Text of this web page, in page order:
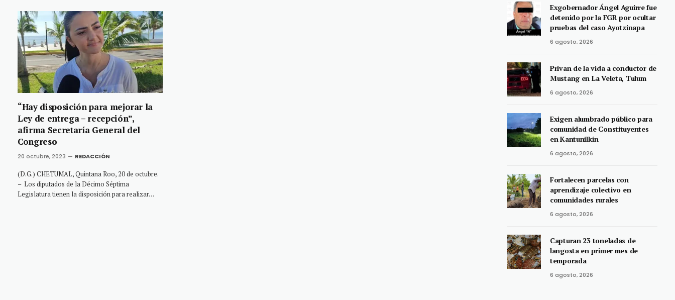
“Hay disposición para mejorar la
Ley de entrega – recepción”,
afirma Secretaría General del
Congreso
20 octubre, 2023 REDACCIÓN
(D.G.) CHETUMAL, Quintana Roo, 20 de octubre.
– Los diputados de la Décimo Séptima
Legislatura tienen la disposición para realizar…
Exgobernador Ángel Aguirre fue
detenido por la FGR por ocultar
pruebas del caso Ayotzinapa
6 agosto, 2026
Privan de la vida a conductor de
Mustang en La Veleta, Tulum
6 agosto, 2026
Exigen alumbrado público para
comunidad de Constituyentes
en Kantunilkín
6 agosto, 2026
Fortalecen parcelas con
aprendizaje colectivo en
comunidades rurales
6 agosto, 2026
Capturan 23 toneladas de
langosta en primer mes de
temporada
6 agosto, 2026